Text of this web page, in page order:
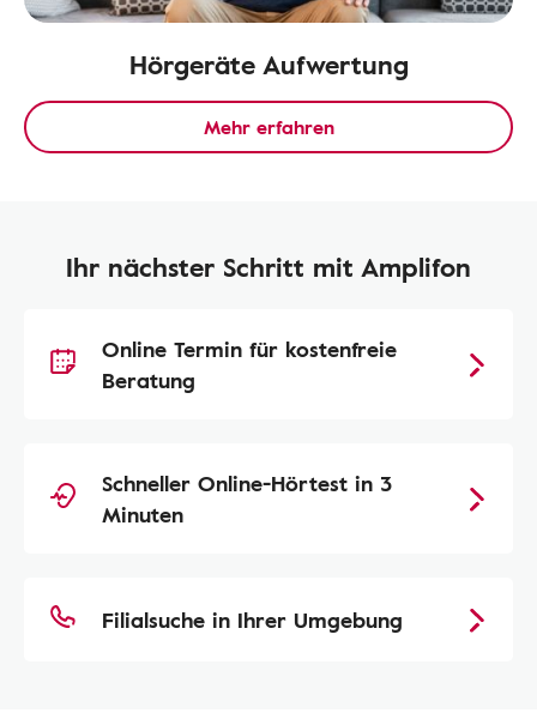
Hörgeräte Aufwertung
Mehr erfahren
Ihr nächster Schritt mit Amplifon
Online Termin für kostenfreie
Beratung
Schneller Online-Hörtest in 3
Minuten
Filialsuche in Ihrer Umgebung